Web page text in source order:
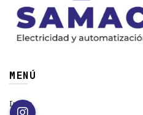
MENÚ
Inicio